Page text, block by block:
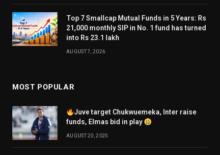
Top 7 Smallcap Mutual Funds in 5 Years: Rs
21,000 monthly SIP in No. 1 fund has turned
into Rs 23.1 lakh
AUGUST 7, 2026
MOST POPULAR
Juve target Chukwuemeka, Inter raise
funds, Elmas bid in play
AUGUST 20, 2025